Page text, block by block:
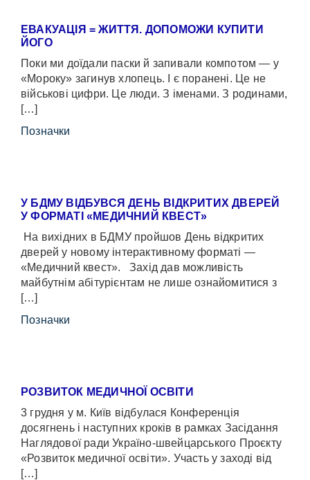
ЕВАКУАЦІЯ = ЖИТТЯ. ДОПОМОЖИ КУПИТИ
ЙОГО
Поки ми доїдали паски й запивали компотом — у
«Мороку» загинув хлопець. І є поранені. Це не
військові цифри. Це люди. З іменами. З родинами,
[…]
Позначки
У БДМУ ВІДБУВСЯ ДЕНЬ ВІДКРИТИХ ДВЕРЕЙ
У ФОРМАТІ «МЕДИЧНИЙ КВЕСТ»
На вихідних в БДМУ пройшов День відкритих
дверей у новому інтерактивному форматі —
«Медичний квест». Захід дав можливість
майбутнім абітурієнтам не лише ознайомитися з
[…]
Позначки
РОЗВИТОК МЕДИЧНОЇ ОСВІТИ
3 грудня у м. Київ відбулася Конференція
досягнень і наступних кроків в рамках Засідання
Наглядової ради Україно-швейцарського Проєкту
«Розвиток медичної освіти». Участь у заході від
[…]